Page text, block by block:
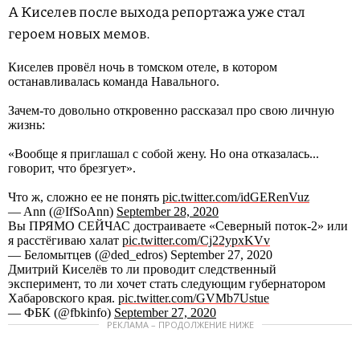
А Киселев после выхода репортажа уже стал
героем новых мемов.
Киселев провёл ночь в томском отеле, в котором
останавливалась команда Навального.
Зачем-то довольно откровенно рассказал про свою личную
жизнь:
«Вообще я приглашал с собой жену. Но она отказалась...
говорит, что брезгует».
Что ж, сложно ее не понять pic.twitter.com/idGERenVuz
— Ann (@IfSoAnn) September 28, 2020
Вы ПРЯМО СЕЙЧАС достраиваете «Северный поток-2» или
я расстёгиваю халат pic.twitter.com/Cj22ypxKVv
— Беломытцев (@ded_edros) September 27, 2020
Дмитрий Киселёв то ли проводит следственный
эксперимент, то ли хочет стать следующим губернатором
Хабаровского края. pic.twitter.com/GVMb7Ustue
— ФБК (@fbkinfo) September 27, 2020
РЕКЛАМА – ПРОДОЛЖЕНИЕ НИЖЕ